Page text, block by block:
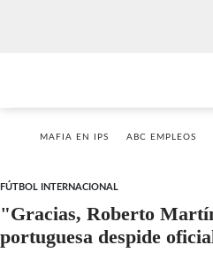
MAFIA EN IPS ABC EMPLEOS
FÚTBOL INTERNACIONAL
"Gracias, Roberto
portuguesa despide